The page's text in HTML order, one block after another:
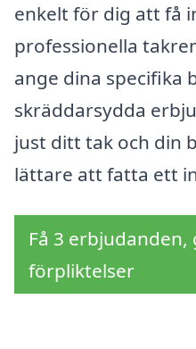
enkelt för dig att få
professionella
ange dina specifika
skräddarsydda
just ditt tak och din
lättare att fatta ett
Få 3
förpliktelser